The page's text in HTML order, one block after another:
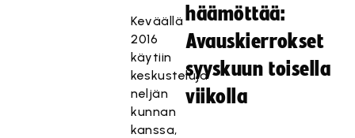
Keväällä
2016
käytiin
keskusteluja
neljän
kunnan
kanssa,
häämöttää:
Avauskierrokset
syyskuun toisella
viikolla